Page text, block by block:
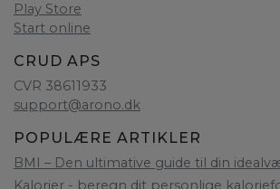
Play Store
Start online
CRUD APS
CVR 38611933
support@arono.dk
POPULÆRE ARTIKLER
BMI – Den ultimative guide til din
Kalorier - beregn dit personlige